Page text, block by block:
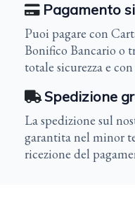
Pagamento
Puoi pagare con
Bonifico Bancario o
totale sicurezza e
Spedizione
La spedizione sul
garantita nel minor
ricezione del